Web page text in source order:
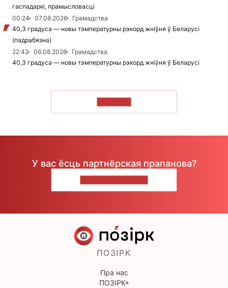
гаспадаркі, прамысловасці
00:24
07.08.2026
Грамадства
40,3 градуса — новы тэмпературны рэкорд жніўня ў Беларусі
(падрабязна)
22:42
06.08.2026
Грамадства
40,3 градуса — новы тэмпературны рэкорд жніўня ў Беларусі
У вас ёсць партнёрская прапанова?
ПОЗІРК
Пра нас
ПОЗІРК+